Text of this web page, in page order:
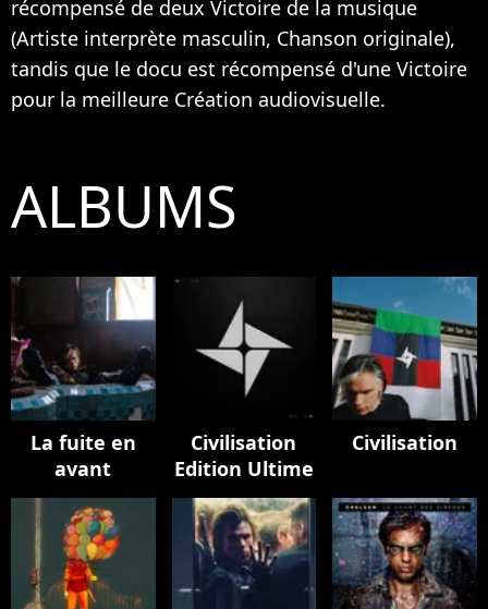
récompensé de deux Victoire de la musique
(Artiste interprète masculin, Chanson originale),
tandis que le docu est récompensé d'une Victoire
pour la meilleure Création audiovisuelle.
ALBUMS
La fuite en
avant
Civilisation
Edition Ultime
Civilisation